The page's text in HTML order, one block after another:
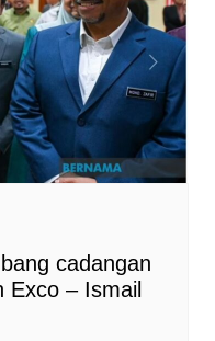
cadangan
Exco – Ismail